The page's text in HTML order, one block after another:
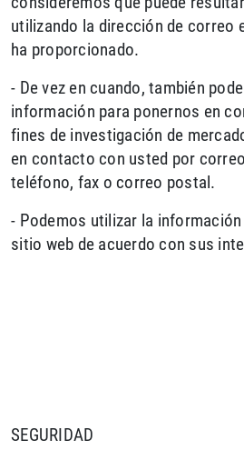
utilizando la dirección de correo
ha proporcionado.
- De vez en cuando, también
información para ponernos en
fines de investigación de
en contacto con usted por
teléfono, fax o correo postal.
- Podemos utilizar la
sitio web de acuerdo con sus
SEGURIDAD